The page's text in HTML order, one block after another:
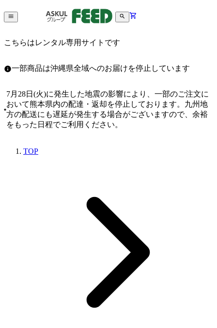
こちらはレンタル専用サイトです
一部商品は沖縄県全域へのお届けを停止しています
7月28日(火)に発生した地震の影響により、一部のご注文に
おいて熊本県内の配達・返却を停止しております。九州地
方の配送にも遅延が発生する場合がございますので、余裕
をもった日程でご利用ください。
TOP